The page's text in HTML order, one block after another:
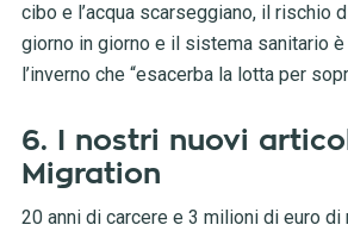
cibo e l’acqua scarseggiano, il rischio
giorno in giorno e il sistema sanitario
l’inverno che “esacerba la lotta per
6. I nostri nuovi
Migration
20 anni di carcere e 3 milioni di euro di